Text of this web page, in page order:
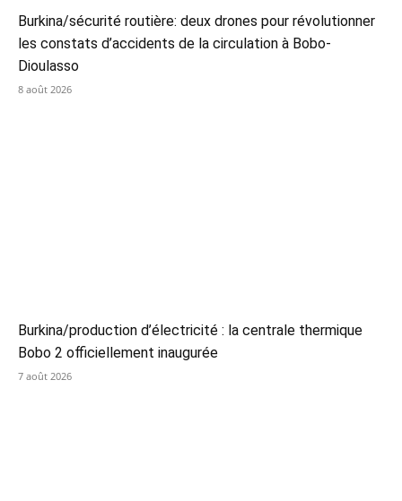
Burkina/sécurité routière: deux drones pour révolutionner
les constats d’accidents de la circulation à Bobo-
Dioulasso
8 août 2026
Burkina/production d’électricité : la centrale thermique
Bobo 2 officiellement inaugurée
7 août 2026